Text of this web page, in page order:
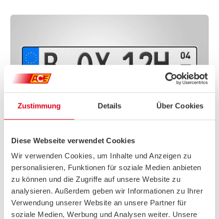
Zustimmung Details Über Cookies
Diese Webseite verwendet Cookies
Wir verwenden Cookies, um Inhalte und Anzeigen zu
personalisieren, Funktionen für soziale Medien anbieten
zu können und die Zugriffe auf unsere Website zu
analysieren. Außerdem geben wir Informationen zu Ihrer
Verwendung unserer Website an unsere Partner für
soziale Medien, Werbung und Analysen weiter. Unsere
H-SAISONKENNZEICHEN FÜR OLDTIMER
Saisonale Nutzung:H-Kennzeichen und Saisonkennzeichen
lassen sich miteinander kombinieren. Es bietet dieselben
Vorteile des herkömmlichen Saisonkennzeichens, wie dem
Einsparen von Steuern und Versicherung. Damit ist es für
alle interessant, die ihrem Oldtimer eine Winterpause
gönnen wollen.